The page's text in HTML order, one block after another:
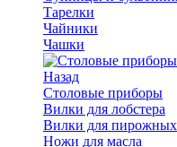
Тарелки
Чайники
Чашки
Назад
Cтоловые приборы
Вилки для лобстера
Вилки для пирожных
Ножи для масла